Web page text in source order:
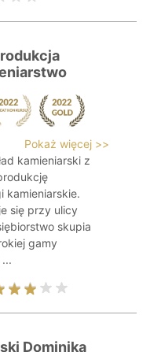
Pokaż więcej >>
kamieniarski z
kamieniarskie.
się przy ulicy
skupia
gamy
Dominika